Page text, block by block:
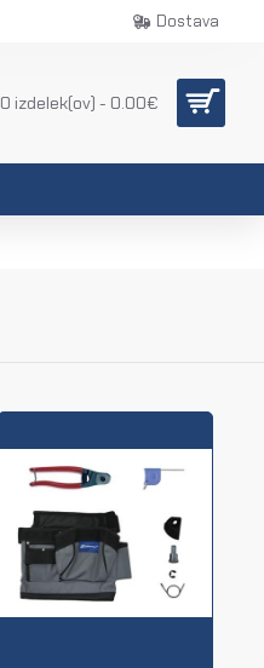
Dostava
0 izdelek(ov) - 0.00€